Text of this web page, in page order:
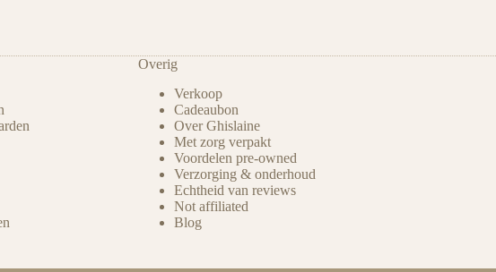
Overig
Verkoop
Cadeaubon
Over Ghislaine
Met zorg verpakt
Voordelen pre-owned
Verzorging & onderhoud
Echtheid van reviews
Not affiliated
Blog